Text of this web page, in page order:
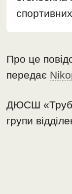
Про це
передає
ДЮСШ
групи